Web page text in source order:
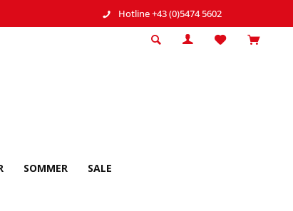
Hotline +43 (0)5474 5602
SOMMER SALE